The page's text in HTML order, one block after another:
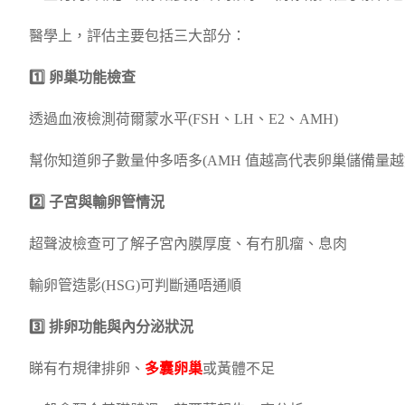
醫學上，評估主要包括三大部分：
1️⃣ 卵巢功能檢查
透過血液檢測荷爾蒙水平(FSH、LH、E2、AMH)
幫你知道卵子數量仲多唔多(AMH 值越高代表卵巢儲備量
2️⃣ 子宮與輸卵管情況
超聲波檢查可了解子宮內膜厚度、有冇肌瘤、息肉
輸卵管造影(HSG)可判斷通唔通順
3️⃣ 排卵功能與內分泌狀況
睇有冇規律排卵、 多囊卵巢或黃體不足